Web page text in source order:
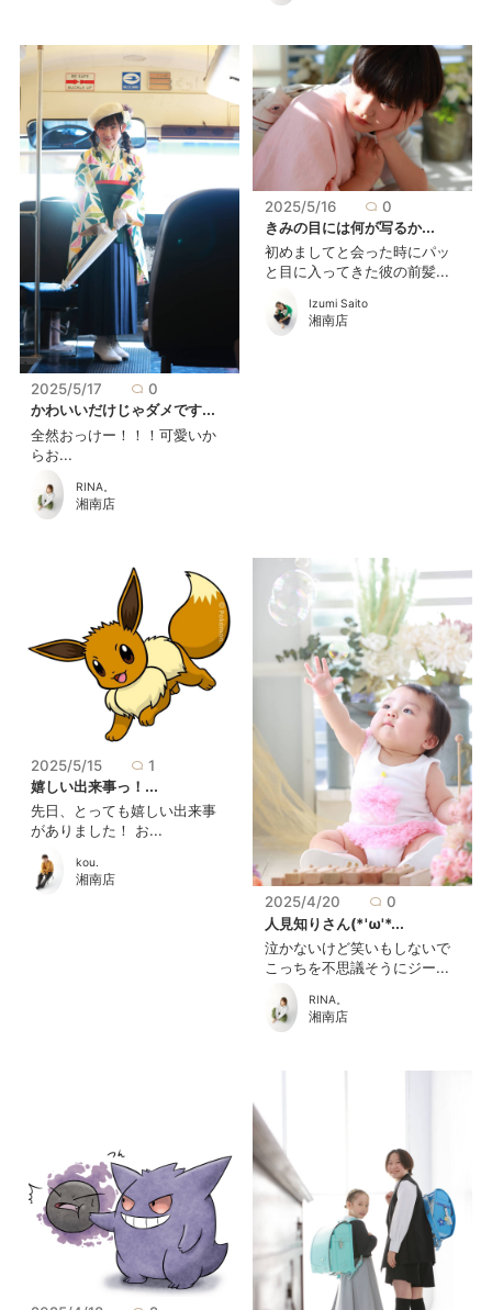
2025/5/17
0
かわいいだけじゃダメです...
全然おっけー！！！可愛いか
らお...
RINA。
湘南店
2025/5/16
0
きみの目には何が写るか...
初めましてと会った時にパッ
と目に入ってきた彼の前髪...
Izumi Saito
湘南店
2025/5/15
1
嬉しい出来事っ！...
先日、とっても嬉しい出来事
がありました！ お...
kou.
湘南店
2025/4/20
0
人見知りさん(*'ω'*...
泣かないけど笑いもしないで
こっちを不思議そうにジー...
RINA。
湘南店